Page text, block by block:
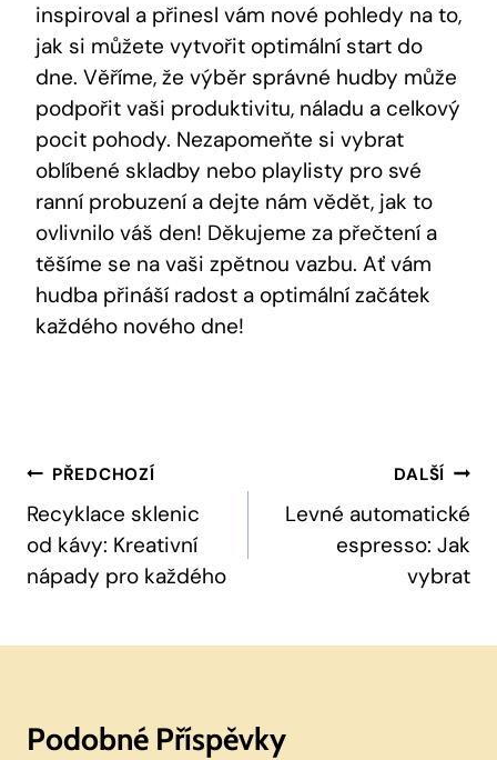
inspiroval a přinesl vám nové pohledy na to,
jak si můžete vytvořit optimální start do
dne. Věříme, že výběr správné hudby může
podpořit vaši produktivitu, náladu a celkový
pocit pohody. Nezapomeňte si vybrat
oblíbené skladby nebo playlisty pro své
ranní probuzení a dejte nám vědět, jak to
ovlivnilo váš den! Děkujeme za přečtení a
těšíme se na vaši zpětnou vazbu. Ať vám
hudba přináší radost a optimální začátek
každého nového dne!
Navigace
Pro
Příspěvek
PŘEDCHOZÍ
Recyklace sklenic
od kávy: Kreativní
nápady pro každého
DALŠÍ
Levné automatické
espresso: Jak
vybrat
Podobné Příspěvky